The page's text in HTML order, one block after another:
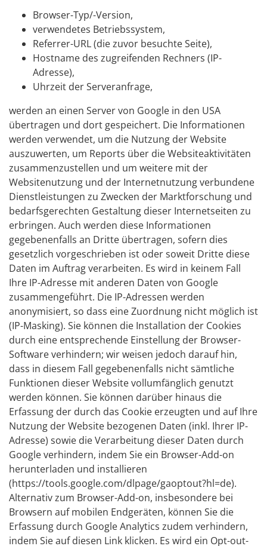
Browser-Typ/-Version,
verwendetes Betriebssystem,
Referrer-URL (die zuvor besuchte Seite),
Hostname des zugreifenden Rechners (IP-
Adresse),
Uhrzeit der Serveranfrage,
werden an einen Server von Google in den USA
übertragen und dort gespeichert. Die Informationen
werden verwendet, um die Nutzung der Website
auszuwerten, um Reports über die Websiteaktivitäten
zusammenzustellen und um weitere mit der
Websitenutzung und der Internetnutzung verbundene
Dienstleistungen zu Zwecken der Marktforschung und
bedarfsgerechten Gestaltung dieser Internetseiten zu
erbringen. Auch werden diese Informationen
gegebenenfalls an Dritte übertragen, sofern dies
gesetzlich vorgeschrieben ist oder soweit Dritte diese
Daten im Auftrag verarbeiten. Es wird in keinem Fall
Ihre IP-Adresse mit anderen Daten von Google
zusammengeführt. Die IP-Adressen werden
anonymisiert, so dass eine Zuordnung nicht möglich ist
(IP-Masking). Sie können die Installation der Cookies
durch eine entsprechende Einstellung der Browser-
Software verhindern; wir weisen jedoch darauf hin,
dass in diesem Fall gegebenenfalls nicht sämtliche
Funktionen dieser Website vollumfänglich genutzt
werden können. Sie können darüber hinaus die
Erfassung der durch das Cookie erzeugten und auf Ihre
Nutzung der Website bezogenen Daten (inkl. Ihrer IP-
Adresse) sowie die Verarbeitung dieser Daten durch
Google verhindern, indem Sie ein Browser-Add-on
herunterladen und installieren
(https://tools.google.com/dlpage/gaoptout?hl=de).
Alternativ zum Browser-Add-on, insbesondere bei
Browsern auf mobilen Endgeräten, können Sie die
Erfassung durch Google Analytics zudem verhindern,
indem Sie auf diesen Link klicken. Es wird ein Opt-out-